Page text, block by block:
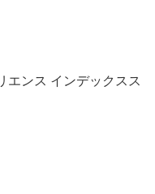
エンス インデックスス